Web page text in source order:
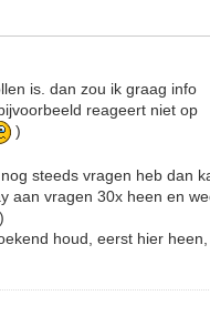
is. dan zou ik graag info
reageert niet op
)
steeds vragen heb dan
aan vragen 30x heen en
houd, eerst hier heen,